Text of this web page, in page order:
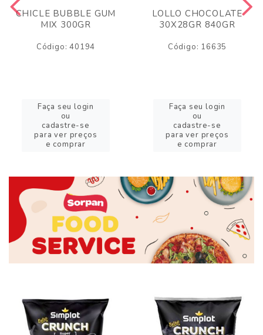
CHICLE BUBBLE GUM
MIX 300GR
Código: 40194
Faça seu login
ou
cadastre-se
para ver preços
e comprar
LOLLO CHOCOLATE
30X28GR 840GR
Código: 16635
Faça seu login
ou
cadastre-se
para ver preços
e comprar